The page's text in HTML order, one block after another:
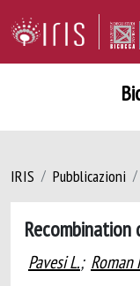
IRIS Pubblicazioni
Recombination
Pavesi L.; Roman